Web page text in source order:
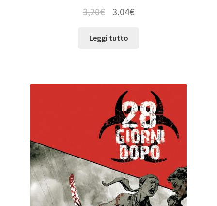
3,20€ 3,04€
Leggi tutto